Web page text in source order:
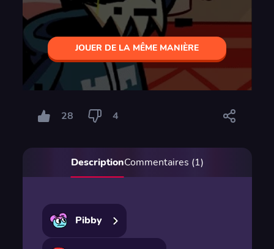
JOUER DE LA MÊME MANIÈRE
28 4
DescriptionCommentaires (1)
Pibby